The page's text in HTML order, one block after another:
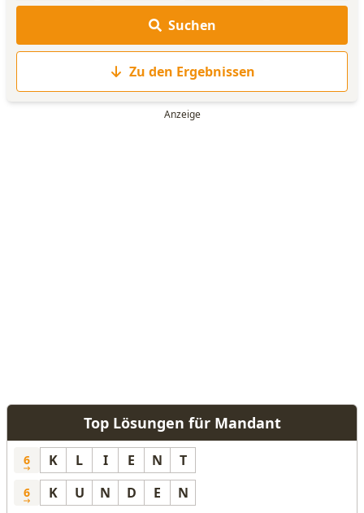
WORTLISTE
Suchen
Zu den Ergebnissen
Top Lösungen für Mandant
6 K L I E N T
6 K U N D E N